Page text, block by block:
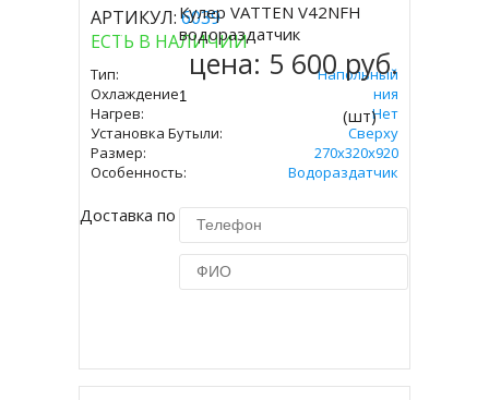
АРТИКУЛ:6039
ЕСТЬ В НАЛИЧИИ
Тип:
Напольный
Охлаждение:
Без Охлаждения
Нагрев:
Нет
Установка Бутыли:
Сверху
Размер:
270х320х920
Особенность:
Водораздатчик
Доставка по Москве 450 руб.
Купить
Кулер VATTEN V42NFH
водораздатчик
цена: 5 600 руб.
(шт)